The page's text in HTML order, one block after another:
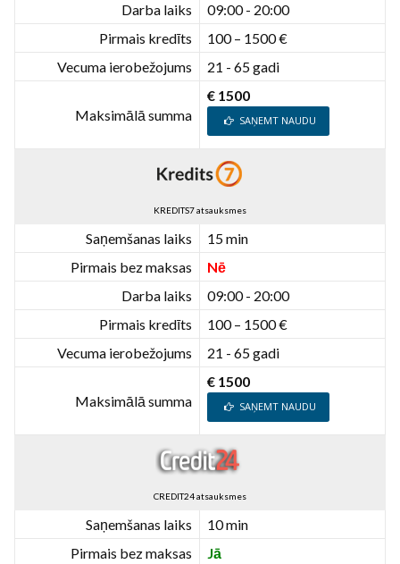
Darba laiks
09:00 - 20:00
Pirmais kredīts
100 – 1500 €
Vecuma ierobežojums
21 - 65 gadi
Maksimālā summa
€ 1500
SAŅEMT NAUDU
KREDITS7 atsauksmes
Saņemšanas laiks
15 min
Pirmais bez maksas
Nē
Darba laiks
09:00 - 20:00
Pirmais kredīts
100 – 1500 €
Vecuma ierobežojums
21 - 65 gadi
Maksimālā summa
€ 1500
SAŅEMT NAUDU
CREDIT24 atsauksmes
Saņemšanas laiks
10 min
Pirmais bez maksas
Jā